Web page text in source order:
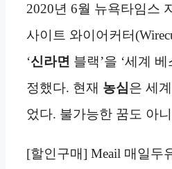
2020년 6월 뉴욕타임스
사이트 와이어커터
‘신라면 블랙’을 ‘세계 베
정했다. 현재 농심은 세
었다. 불가능한 꿈도 아
[할인구매] Meail 매일두